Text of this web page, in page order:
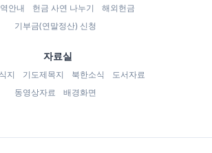
안내
헌금 사연 나누기
해외헌금
기부금(연말정산) 신청
자료실
지 기도제목지 북한소식
도서자료
동영상자료
배경화면